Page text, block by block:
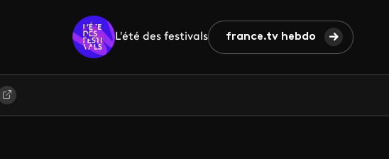
L'été des festivals france.tv hebdo